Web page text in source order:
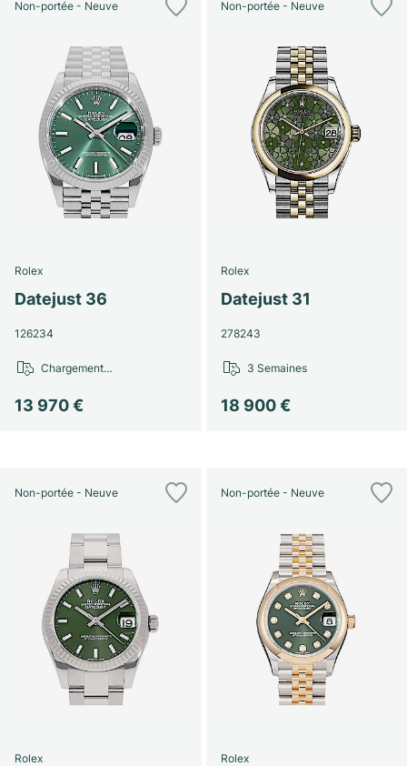
Non-portée - Neuve
Rolex
Datejust 36
126234
13 970 €
Chargement…
Non-portée - Neuve
Rolex
Datejust 31
278243
18 900 €
3 Semaines
Non-portée - Neuve
Rolex
Non-portée - Neuve
Rolex